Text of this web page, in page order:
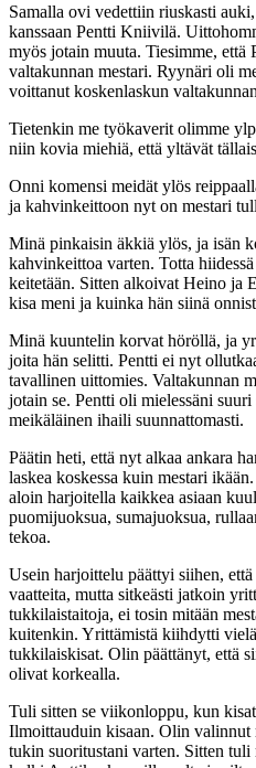
Samalla ovi vedettiin riuskasti
kanssaan Pentti Kniivilä.
myös jotain muuta. Tiesimme,
valtakunnan mestari. Ryynäri oli
voittanut koskenlaskun
Tietenkin me työkaverit olimme
niin kovia miehiä, että yltävät
Onni komensi meidät ylös
ja kahvinkeittoon nyt on mestari
Minä pinkaisin äkkiä ylös, ja isän
kahvinkeittoa varten. Totta
keitetään. Sitten alkoivat Heino ja
kisa meni ja kuinka hän siinä
Minä kuuntelin korvat höröllä, ja
joita hän selitti. Pentti ei nyt
tavallinen uittomies. Valtakunnan
jotain se. Pentti oli mielessäni
meikäläinen ihaili suunnattomasti.
Päätin heti, että nyt alkaa ankara
laskea koskessa kuin mestari
aloin harjoitella kaikkea asiaan
puomijuoksua, sumajuoksua,
tekoa.
Usein harjoittelu päättyi siihen,
vaatteita, mutta sitkeästi jatkoin
tukkilaistaitoja, ei tosin mitään
kuitenkin. Yrittämistä kiihdytti
tukkilaiskisat. Olin päättänyt, että
olivat korkealla.
Tuli sitten se viikonloppu, kun
Ilmoittauduin kisaan. Olin valinnut
tukin suoritustani varten. Sitten